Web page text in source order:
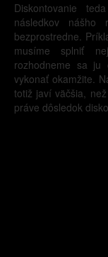
Diskontovanie
následkov nášho
bezprostredne.
musíme splniť
rozhodneme sa
vykonať okamžite.
totiž javí väčšia,
práve dôsledok